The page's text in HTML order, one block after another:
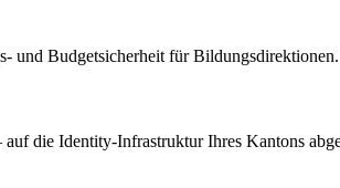
und Budgetsicherheit für Bildungsdirektionen.
die Identity-Infrastruktur Ihres Kantons